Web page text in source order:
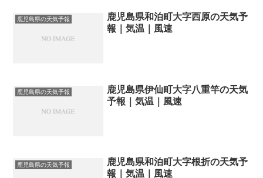
鹿児島県の天気予報
鹿児島県和泊町大字西原の天気予
報｜気温｜風速
鹿児島県の天気予報
鹿児島県伊仙町大字八重竿の天気
予報｜気温｜風速
鹿児島県の天気予報
鹿児島県和泊町大字根折の天気予
報｜気温｜風速